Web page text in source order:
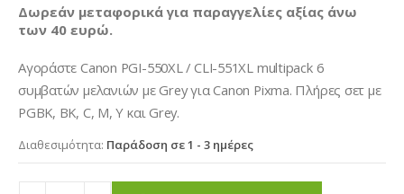
was:
€18.00.
τιμή
€11.90.
Δωρεάν μεταφορικά για παραγγελίες αξίας άνω
των 40 ευρώ.
Αγοράστε Canon PGI-550XL / CLI-551XL multipack 6
συμβατών μελανιών με Grey για Canon Pixma. Πλήρες σετ με
PGBK, BK, C, M, Y και Grey.
Διαθεσιμότητα: Παράδοση σε 1 - 3 ημέρες